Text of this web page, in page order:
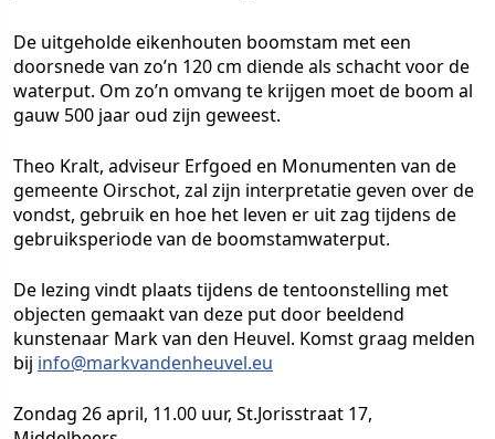
De uitgeholde eikenhouten boomstam met een
doorsnede van zo’n 120 cm diende als schacht voor de
waterput. Om zo’n omvang te krijgen moet de boom al
gauw 500 jaar oud zijn geweest.
Theo Kralt, adviseur Erfgoed en Monumenten van de
gemeente Oirschot, zal zijn interpretatie geven over de
vondst, gebruik en hoe het leven er uit zag tijdens de
gebruiksperiode van de boomstamwaterput.
De lezing vindt plaats tijdens de tentoonstelling met
objecten gemaakt van deze put door beeldend
kunstenaar Mark van den Heuvel. Komst graag melden
bij info@markvandenheuvel.eu
Zondag 26 april, 11.00 uur, St.Jorisstraat 17,